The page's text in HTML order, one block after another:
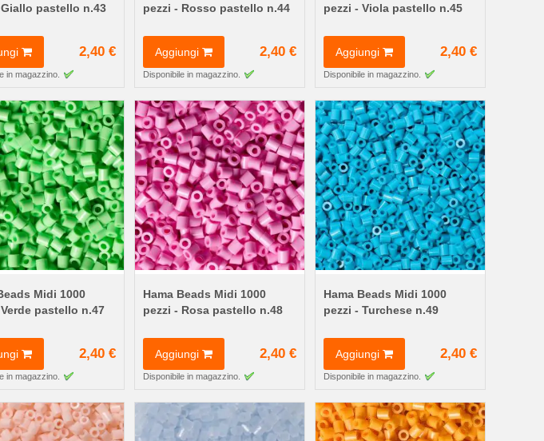
pastello n.43
2,40 €
in magazzino.
pezzi - Rosso pastello n.44
Aggiungi 2,40 €
Disponibile in magazzino.
pezzi - Viola pastello n.45
Aggiungi 2,40 €
Disponibile in magazzino.
Midi 1000
pastello n.47
2,40 €
in magazzino.
Hama Beads Midi 1000
pezzi - Rosa pastello n.48
Aggiungi 2,40 €
Disponibile in magazzino.
Hama Beads Midi 1000
pezzi - Turchese n.49
Aggiungi 2,40 €
Disponibile in magazzino.